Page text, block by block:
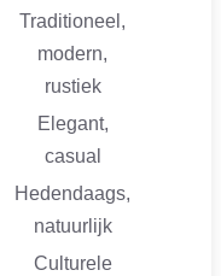
Traditioneel,
modern,
rustiek
Elegant,
casual
Hedendaags,
natuurlijk
Culturele